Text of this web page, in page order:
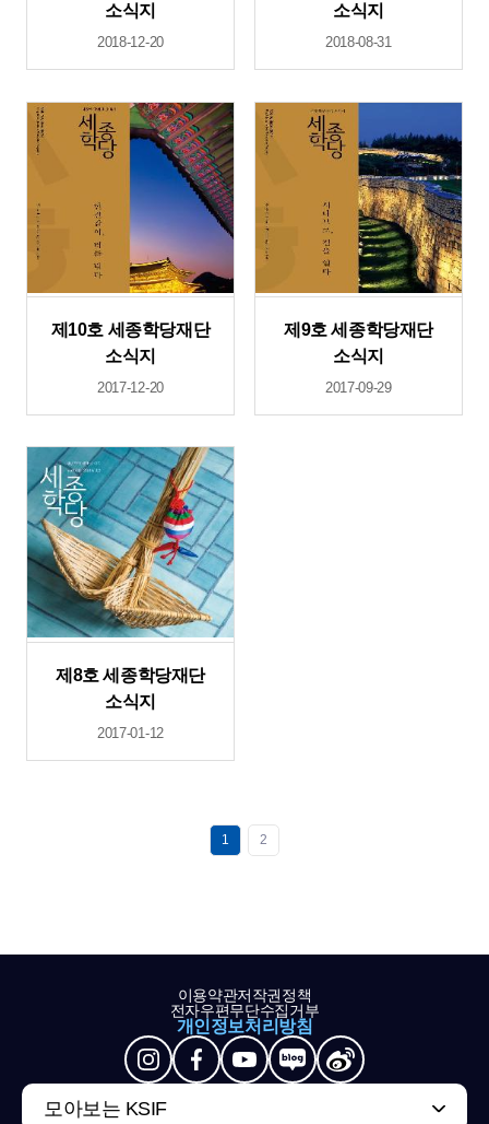
소식지
2018-12-20
소식지
2018-08-31
제10호 세종학당재단
소식지
2017-12-20
제9호 세종학당재단
소식지
2017-09-29
제8호 세종학당재단
소식지
2017-01-12
1 2
이용약관저작권정책
전자우편무단수집거부
개인정보처리방침
모아보는 KSIF